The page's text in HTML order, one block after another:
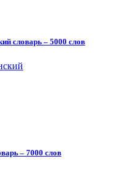
словарь – 5000 слов
– 7000 слов